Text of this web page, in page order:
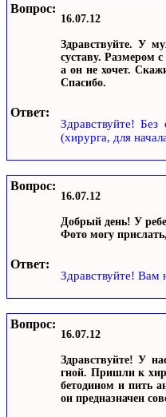
Вопрос:
16.07.12
Здравствуйте. У
суставу. Размером
а он не хочет.
Спасибо.
Ответ:
Здравствуйте!
(хирурга, для
Вопрос:
16.07.12
Добрый день! У
Фото могу
Ответ:
Здравствуйте! Вам
Вопрос:
16.07.12
Здравствуйте! У
гной. Пришли к
бетодином и пить
он предназначен